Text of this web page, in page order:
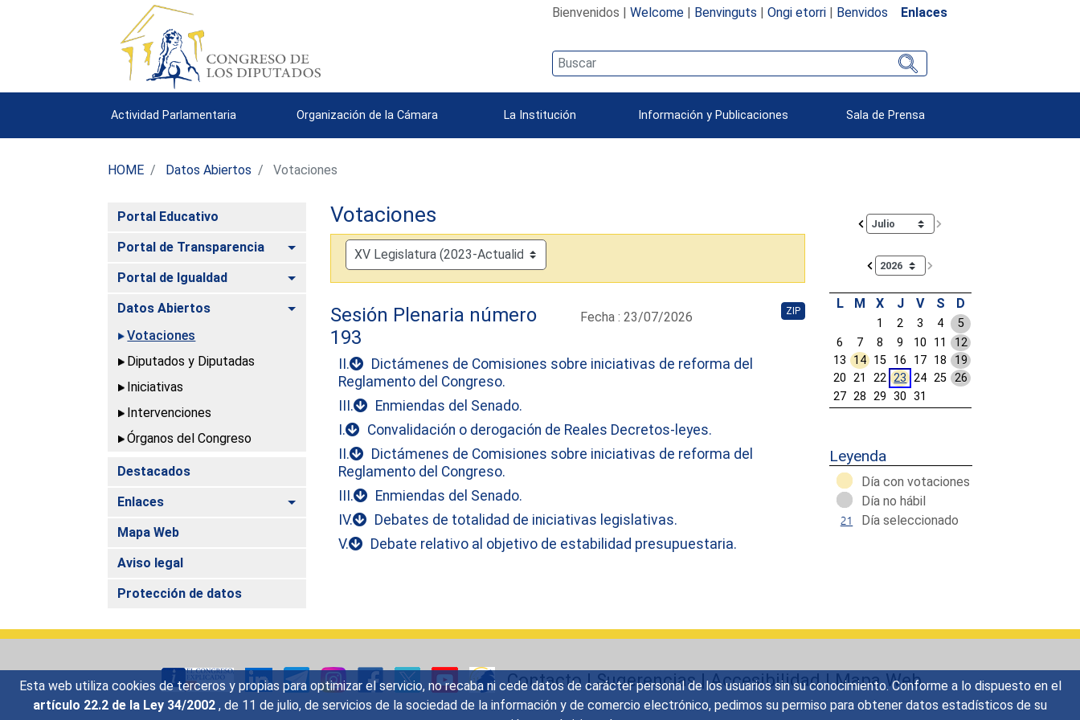
Esta web utiliza cookies de terceros y propias para optimizar el servicio, no recaba ni cede datos de carácter personal de los usuarios sin su conocimiento. Conforme a lo dispuesto en el
artículo 22.2 de la Ley 34/2002 , de 11 de julio, de servicios de la sociedad de la información y de comercio electrónico, pedimos su permiso para obtener datos estadísticos de su
Bienvenidos | Welcome| Benvinguts | Ongi etorri| Benvidos Enlaces
Actividad Parlamentaria Organización de la Cámara La Institución Información y Publicaciones Sala de Prensa
HOME Datos Abiertos Votaciones
Portal Educativo
Portal de Transparencia
Alternar
Portal de Igualdad Alternar
Datos Abiertos
Alternar
Votaciones
Diputados y Diputadas
Iniciativas
Intervenciones
Órganos del Congreso
Destacados
Enlaces
Alternar
Mapa Web
Aviso legal
Protección de datos
Votaciones
Sesión Plenaria número
193
Fecha : 23/07/2026 ZIP
II.
Dictámenes de Comisiones sobre iniciativas de reforma del
Reglamento del Congreso.
III.
Enmiendas del Senado.
I.
Convalidación o derogación de Reales Decretos-leyes.
II.
Dictámenes de Comisiones sobre iniciativas de reforma del
Reglamento del Congreso.
III.
Enmiendas del Senado.
IV.
Debates de totalidad de iniciativas legislativas.
V.
Debate relativo al objetivo de estabilidad presupuestaria.
Calendar io de actividades. Doce Legislatura
L M X J V S D
1 2 3 4
5
6
7 8 9 10 11
12
13
14 15 16 17 18
19
20
21 22 23 24 25 26
27 28 29 30 31
Leyenda
Día con votaciones
Día no hábil
Día seleccionado
Contacto |Sugerencias|Accesibilidad|Mapa Web